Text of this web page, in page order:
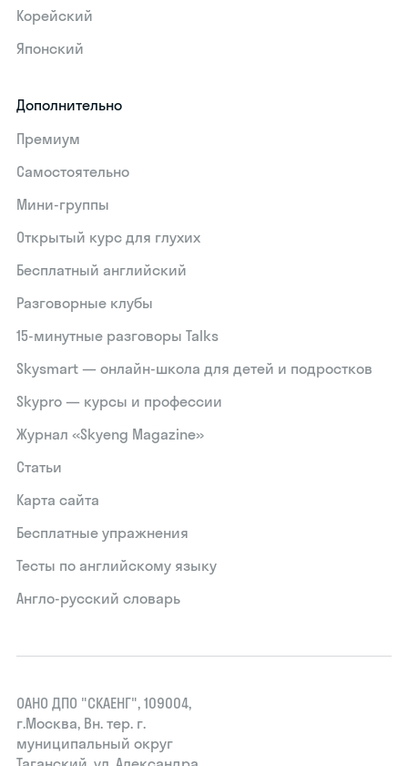
Корейский
Японский
Дополнительно
Премиум
Самостоятельно
Мини-группы
Открытый курс для глухих
Бесплатный английский
Разговорные клубы
15‑минутные разговоры Talks
Skysmart — онлайн-школа для детей и подростков
Skypro — курсы и профессии
Журнал «Skyeng Magazine»
Статьи
Карта сайта
Бесплатные упражнения
Тесты по английскому языку
Англо-русский словарь
ОАНО ДПО "СКАЕНГ", 109004,
г.Москва, Вн. тер. г.
муниципальный округ